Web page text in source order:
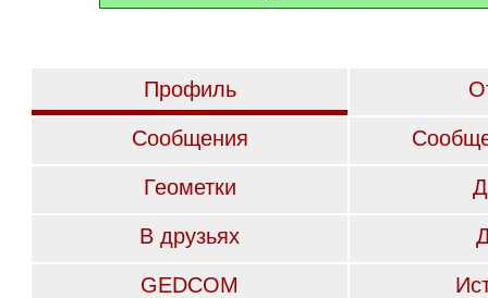
Профиль
Сообщения
Геометки
В друзьях
GEDCOM